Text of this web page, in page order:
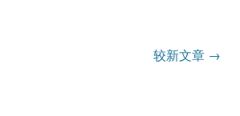
较新文章 →